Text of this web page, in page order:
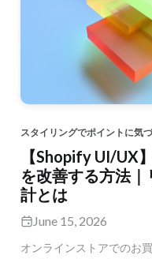
スタイリングでポイントに気
【Shopify UI/UX
を改善する方法
計とは
June 15, 2026
オンラインストアでのお